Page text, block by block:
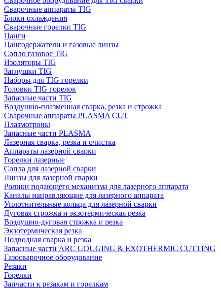
Сварочные аппараты TIG
Блоки охлаждения
Сварочные горелки TIG
Цанги
Цангодержатели и газовые линзы
Сопло газовое TIG
Изоляторы TIG
Заглушки TIG
Наборы для TIG горелки
Головки TIG горелок
Запасные части TIG
Воздушно-плазменная сварка, резка и строжка
Сварочные аппараты PLASMA CUT
Плазмотроны
Запасные части PLASMA
Лазерная сварка, резка и очистка
Аппараты лазерной сварки
Горелки лазерные
Сопла для лазерной сварки
Линзы для лазерной сварки
Ролики подающего механизма для лазерного аппарата
Каналы направляющие для лазерного аппарата
Уплотнительные кольца для лазерной сварки
Дуговая строжка и экзотермическая резка
Воздушно-дуговая строжка и резка
Экзотермическая резка
Подводная сварка и резка
Запасные части ARC GOUGING & EXOTHERMIC CUTTING
Газосварочное оборудование
Резаки
Горелки
Запчасти к резакам и горелкам